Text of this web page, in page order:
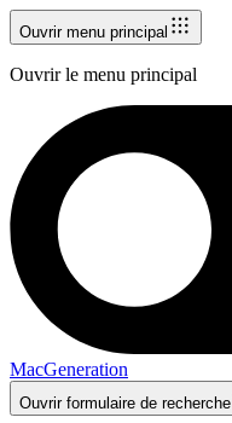
Ouvrir menu principal
Ouvrir le menu principal
MacGeneration
Ouvrir formulaire de recherche